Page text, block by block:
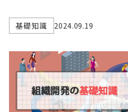
基礎知識 2024.09.19